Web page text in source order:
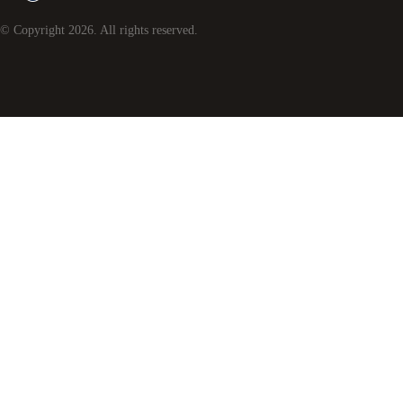
© Copyright 2026 . All rights reserved.